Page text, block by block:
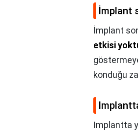
İmplant
İmplant
etkisi
konduğu
Implantta